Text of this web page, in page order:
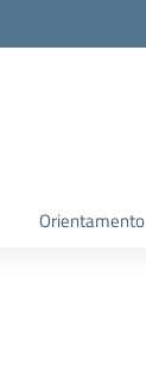
Orientamento